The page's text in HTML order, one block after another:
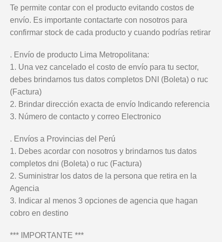
Te permite contar con el producto evitando costos de
envío. Es importante contactarte con nosotros para
confirmar stock de cada producto y cuando podrías retirar
. Envío de producto Lima Metropolitana:
1. Una vez cancelado el costo de envío para tu sector,
debes brindarnos tus datos completos DNI (Boleta) o ruc
(Factura)
2. Brindar dirección exacta de envío Indicando referencia
3. Número de contacto y correo Electronico
. Envíos a Provincias del Perú
1. Debes acordar con nosotros y brindarnos tus datos
completos dni (Boleta) o ruc (Factura)
2. Suministrar los datos de la persona que retira en la
Agencia
3. Indicar al menos 3 opciones de agencia que hagan
cobro en destino
*** IMPORTANTE ***